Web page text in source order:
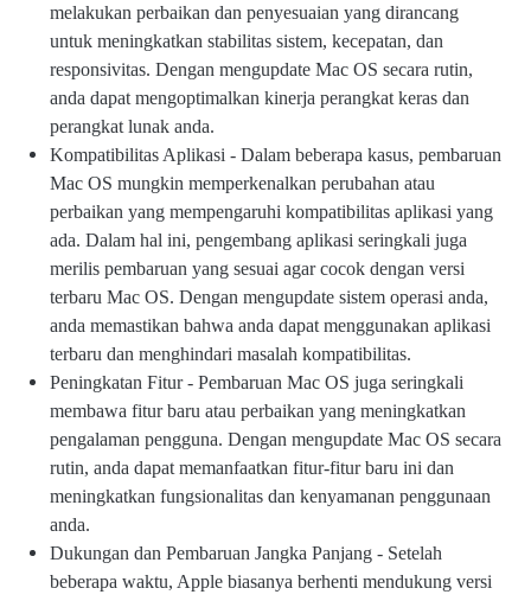
melakukan perbaikan dan penyesuaian yang dirancang
untuk meningkatkan stabilitas sistem, kecepatan, dan
responsivitas. Dengan mengupdate Mac OS secara rutin,
anda dapat mengoptimalkan kinerja perangkat keras dan
perangkat lunak anda.
Kompatibilitas Aplikasi - Dalam beberapa kasus, pembaruan
Mac OS mungkin memperkenalkan perubahan atau
perbaikan yang mempengaruhi kompatibilitas aplikasi yang
ada. Dalam hal ini, pengembang aplikasi seringkali juga
merilis pembaruan yang sesuai agar cocok dengan versi
terbaru Mac OS. Dengan mengupdate sistem operasi anda,
anda memastikan bahwa anda dapat menggunakan aplikasi
terbaru dan menghindari masalah kompatibilitas.
Peningkatan Fitur - Pembaruan Mac OS juga seringkali
membawa fitur baru atau perbaikan yang meningkatkan
pengalaman pengguna. Dengan mengupdate Mac OS secara
rutin, anda dapat memanfaatkan fitur-fitur baru ini dan
meningkatkan fungsionalitas dan kenyamanan penggunaan
anda.
Dukungan dan Pembaruan Jangka Panjang - Setelah
beberapa waktu, Apple biasanya berhenti mendukung versi